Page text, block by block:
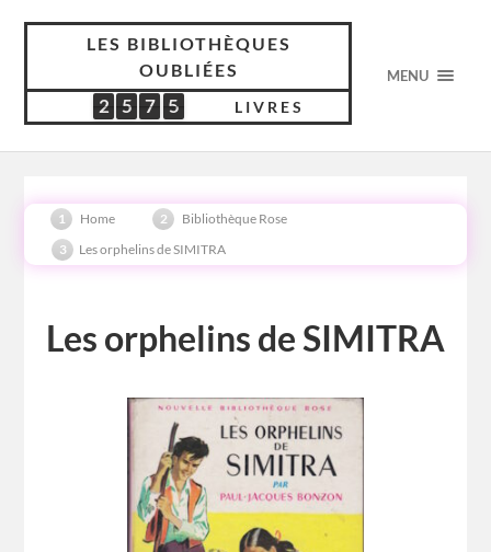
LES BIBLIOTHÈQUES
OUBLIÉES
2
5
2 5
3
5 7
0
7 5
8
5 LIVRES
MENU
Home
Bibliothèque Rose
Les orphelins de SIMITRA
Les orphelins de SIMITRA